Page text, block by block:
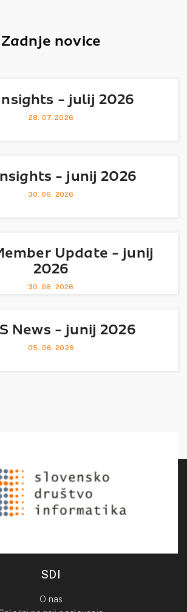
Zadnje novice
- julij 2026
28. 07. 2026
- junij 2026
30. 06. 2026
Update - junij
2026
30. 06. 2026
News - junij 2026
05. 06. 2026
SDI
O nas